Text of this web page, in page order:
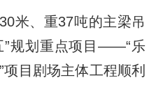
、重37吨的主梁吊
”规划重点项目——“乐
目剧场主体工程顺利